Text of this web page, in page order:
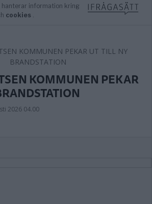
KOMMUNEN PEKAR
2026 04.00